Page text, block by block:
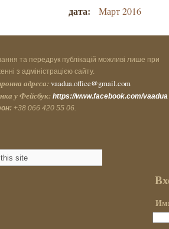
дата: Март 2016
та передрук публікацій можливі лише при
з адміністрацією сайту.
адреса: vaadua.office@gmail.com
у Фейсбук: https://www.facebook.com/vaadua
+38 066 420 55 06.